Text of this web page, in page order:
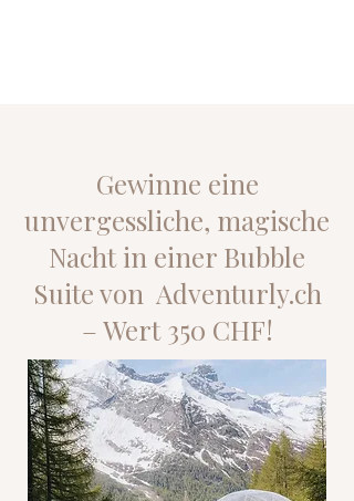
Gewinne eine
unvergessliche, magische
Nacht in einer Bubble
Suite von Adventurly.ch
– Wert 350 CHF!